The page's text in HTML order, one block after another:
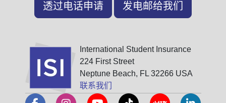
透过电话申请 发电邮给我们
International Student Insurance
224 First Street
Neptune Beach, FL 32266 USA
联系我们